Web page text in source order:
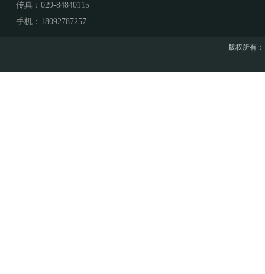
传真： 029-84840115
手机： 18092787257
版权所有：